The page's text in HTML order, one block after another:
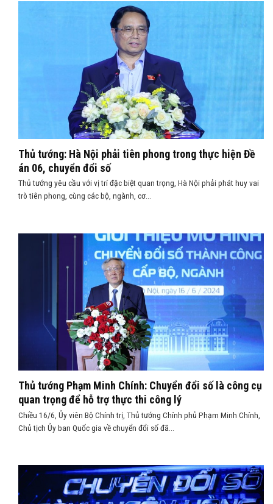
Thủ tướng: Hà Nội phải tiên phong trong thực hiện Đề
án 06, chuyển đổi số
Thủ tướng yêu cầu với vị trí đặc biệt quan trọng, Hà Nội phải phát huy vai
trò tiên phong, cùng các bộ, ngành, cơ...
Thủ tướng Phạm Minh Chính: Chuyển đổi số là công cụ
quan trọng để hỗ trợ thực thi công lý
Chiều 16/6, Ủy viên Bộ Chính trị, Thủ tướng Chính phủ Phạm Minh Chính,
Chủ tịch Ủy ban Quốc gia về chuyển đổi số đã...